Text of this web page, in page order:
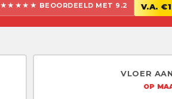
★★★★★ BEOORDEELD MET 9.2 V.A.
VLOER
OP